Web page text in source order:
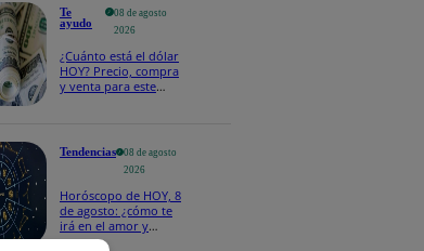
Te
ayudo
08 de agosto
2026
¿Cuánto está el dólar
HOY? Precio, compra
y venta para este
Tendencias
08 de agosto
2026
Horóscopo de HOY, 8
de agosto: ¿cómo te
irá en el amor y
trabajo, según la IA?